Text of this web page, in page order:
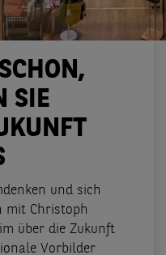
SIE
und sich
mit Christoph
über die Zukunft
Vorbilder